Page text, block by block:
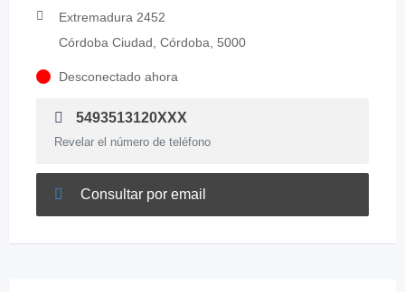
Extremadura 2452
Córdoba Ciudad, Córdoba, 5000
Desconectado ahora
5493513120XXX
Revelar el número de teléfono
Consultar por email